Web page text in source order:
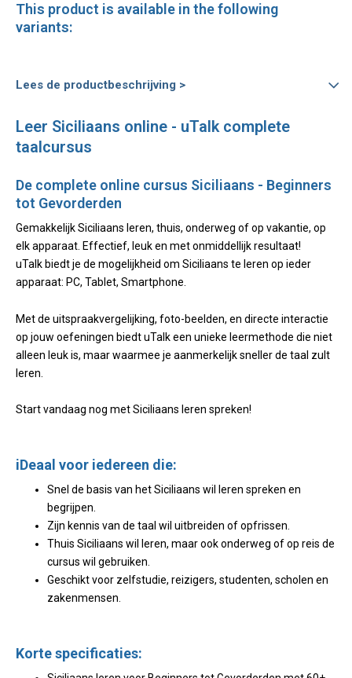
This product is available in the following
variants:
Lees de productbeschrijving >
Leer Siciliaans online - uTalk complete
taalcursus
De complete online cursus Siciliaans - Beginners
tot Gevorderden
Gemakkelijk Siciliaans leren, thuis, onderweg of op vakantie, op
elk apparaat. Effectief, leuk en met onmiddellijk resultaat!
uTalk biedt je de mogelijkheid om Siciliaans te leren op ieder
apparaat: PC, Tablet, Smartphone.
Met de uitspraakvergelijking, foto-beelden, en directe interactie
op jouw oefeningen biedt uTalk een unieke leermethode die niet
alleen leuk is, maar waarmee je aanmerkelijk sneller de taal zult
leren.
Start vandaag nog met Siciliaans leren spreken!
iDeaal voor iedereen die:
Snel de basis van het Siciliaans wil leren spreken en
begrijpen.
Zijn kennis van de taal wil uitbreiden of opfrissen.
Thuis Siciliaans wil leren, maar ook onderweg of op reis de
cursus wil gebruiken.
Geschikt voor zelfstudie, reizigers, studenten, scholen en
zakenmensen.
Korte specificaties: